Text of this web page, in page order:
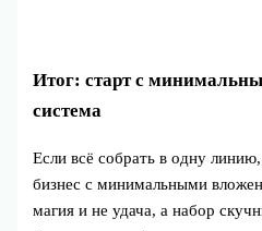
Итог: старт с
система
Если всё собрать в одну
бизнес с минимальными
магия и не удача, а набор